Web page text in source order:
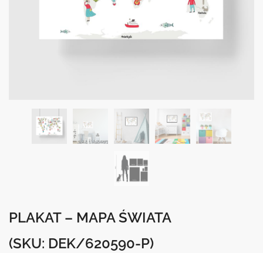
PLAKAT – MAPA ŚWIATA
(SKU: DEK/620590-P)